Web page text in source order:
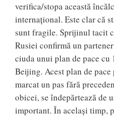
verifica/stopa această
internațional. Este clar că
sunt fragile. Sprijinul tacit
Rusiei confirmă un
ciuda unui plan de pace cu
Beijing. Acest plan de
marcat un pas fără
obicei, se îndepărtează de
important. În același timp,